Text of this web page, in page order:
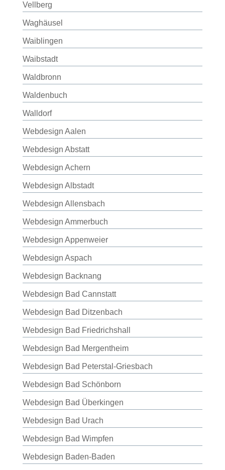
Vellberg
Waghäusel
Waiblingen
Waibstadt
Waldbronn
Waldenbuch
Walldorf
Webdesign Aalen
Webdesign Abstatt
Webdesign Achern
Webdesign Albstadt
Webdesign Allensbach
Webdesign Ammerbuch
Webdesign Appenweier
Webdesign Aspach
Webdesign Backnang
Webdesign Bad Cannstatt
Webdesign Bad Ditzenbach
Webdesign Bad Friedrichshall
Webdesign Bad Mergentheim
Webdesign Bad Peterstal-Griesbach
Webdesign Bad Schönborn
Webdesign Bad Überkingen
Webdesign Bad Urach
Webdesign Bad Wimpfen
Webdesign Baden-Baden